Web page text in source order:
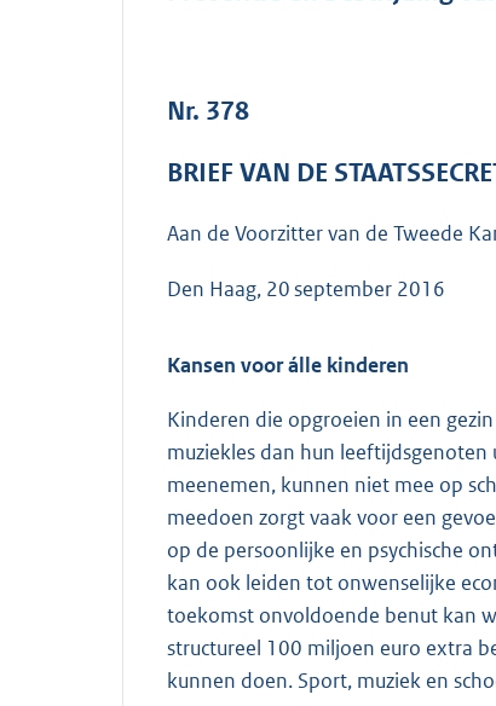
Nr. 378
BRIEF VAN DE
Aan de Voorzitter van de Tweede
Den Haag, 20 september 2016
Kansen voor álle kinderen
Kinderen die opgroeien in een
muziekles dan hun
meenemen, kunnen niet mee op
meedoen zorgt vaak voor een
op de persoonlijke en psychische
kan ook leiden tot onwenselijke
toekomst onvoldoende benut kan
structureel 100 miljoen euro extra
kunnen doen. Sport, muziek en